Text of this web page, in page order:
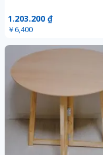
1.203.200 ₫
￥6,400